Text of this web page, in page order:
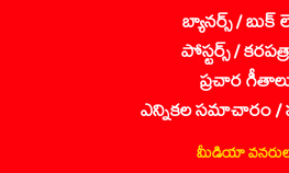
బ్యానర్స్ / బుక్
పోస్టర్స్ /
ప్రచార
ఎన్నికల సమాచారం /
మీడియా